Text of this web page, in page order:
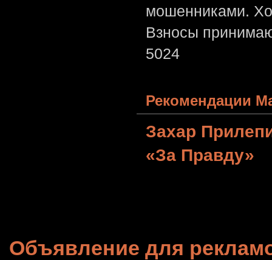
мошенниками.
Взносы
5024
Рекомендации
Захар
«За Правду»
Объявление для